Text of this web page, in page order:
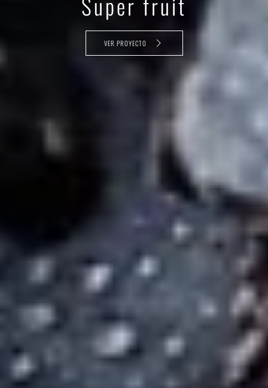
VER PROYECTO